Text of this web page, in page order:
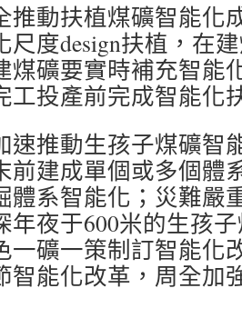
推動扶植煤礦智能化
尺度design扶植，在
煤礦要實時補充智能
工投產前完成智能化
速推動生孩子煤礦智
前建成單個或多個體
體系智能化；災難嚴
年夜于600米的生孩
一礦一策制訂智能化
智能化改革，周全加